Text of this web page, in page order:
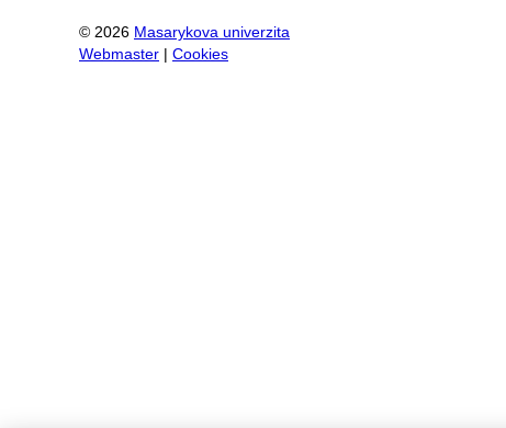
© 2026 Masarykova univerzita
Webmaster
Cookies